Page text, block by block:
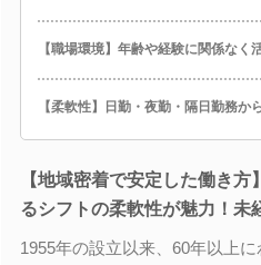
【職場環境】年齢や経験に関係なく
【柔軟性】日勤・夜勤・隔日勤務か
【地域密着で安定した働き
るシフトの柔軟性が魅力！未
1955年の設立以来、60年以上